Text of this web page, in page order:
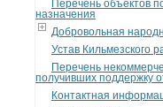
Перечень объектов
назначения
Добровольная
Устав Кильмезского
Перечень
получивших поддержку
Контактная